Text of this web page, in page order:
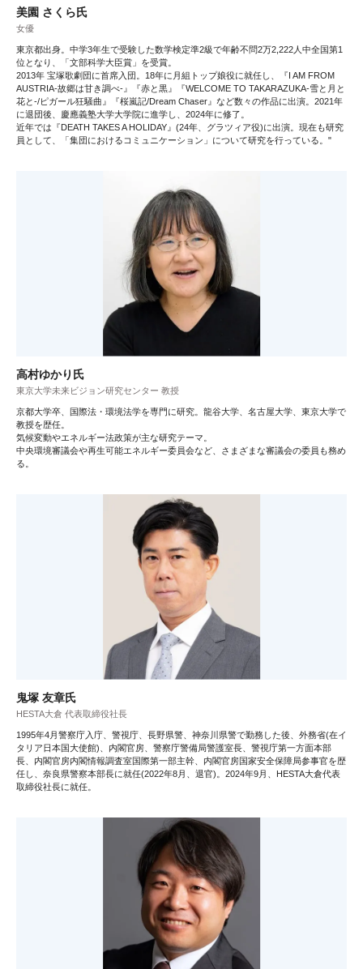
美園 さくら氏
女優
東京都出身。中学3年生で受験した数学検定準2級で年齢不問2万2,222人中全国第1
位となり、「文部科学大臣賞」を受賞。
2013年 宝塚歌劇団に首席入団。18年に月組トップ娘役に就任し、『I AM FROM
AUSTRIA-故郷は甘き調べ-』『赤と黒』『WELCOME TO TAKARAZUKA-雪と月と
花と-/ピガール狂騒曲』『桜嵐記/Dream Chaser』など数々の作品に出演。2021年
に退団後、慶應義塾大学大学院に進学し、2024年に修了。
近年では『DEATH TAKES A HOLIDAY』(24年、グラツィア役)に出演。現在も研究
員として、「集団におけるコミュニケーション」について研究を行っている。"
高村ゆかり氏
東京大学未来ビジョン研究センター 教授
京都大学卒、国際法・環境法学を専門に研究。龍谷大学、名古屋大学、東京大学で
教授を歴任。
気候変動やエネルギー法政策が主な研究テーマ。
中央環境審議会や再生可能エネルギー委員会など、さまざまな審議会の委員も務め
る。
鬼塚 友章氏
HESTA大倉 代表取締役社長
1995年4月警察庁入庁、警視庁、長野県警、神奈川県警で勤務した後、外務省(在イ
タリア日本国大使館)、内閣官房、警察庁警備局警護室長、警視庁第一方面本部
長、内閣官房内閣情報調査室国際第一部主幹、内閣官房国家安全保障局参事官を歴
任し、奈良県警察本部長に就任(2022年8月、退官)。2024年9月、HESTA大倉代表
取締役社長に就任。